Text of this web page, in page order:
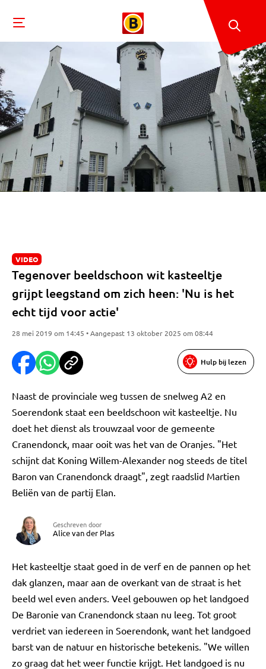
VIDEO
Tegenover beeldschoon wit kasteeltje
grijpt leegstand om zich heen: 'Nu is het
echt tijd voor actie'
28 mei 2019 om 14:45 • Aangepast 13 oktober 2025 om 08:44
Hulp bij lezen
Naast de provinciale weg tussen de snelweg A2 en
Soerendonk staat een beeldschoon wit kasteeltje. Nu
doet het dienst als trouwzaal voor de gemeente
Cranendonck, maar ooit was het van de Oranjes. "Het
schijnt dat Koning Willem-Alexander nog steeds de titel
Baron van Cranendonck draagt", zegt raadslid Martien
Beliën van de partij Elan.
Geschreven door
Alice van der Plas
Het kasteeltje staat goed in de verf en de pannen op het
dak glanzen, maar aan de overkant van de straat is het
beeld wel even anders. Veel gebouwen op het landgoed
De Baronie van Cranendonck staan nu leeg. Tot groot
verdriet van iedereen in Soerendonk, want het landgoed
barst van de natuur en historische betekenis. "We willen
zo graag dat het weer functie krijgt. Het landgoed is nu